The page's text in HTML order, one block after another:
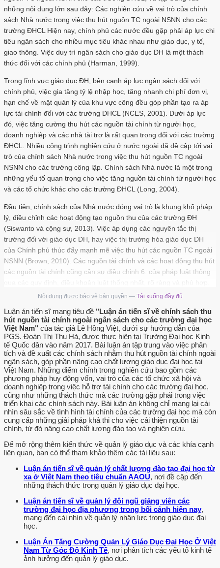
những nội dung lớn sau đây: Các nghiên cứu về vai trò của chính
sách Nhà nước trong việc thu hút nguồn TC ngoài NSNN cho các
trường ĐHCL Hiện nay, chính phủ các nước đều gặp phải áp lực chi
tiêu ngân sách cho nhiều mục tiêu khác nhau như giáo dục, y tế,
giao thông. Việc duy trì ngân sách cho giáo dục ĐH là một thách
thức đối với các chính phủ (Harman, 1999).
Trong lĩnh vực giáo dục ĐH, bên cạnh áp lực ngân sách đối với
chính phủ, việc gia tăng tỷ lệ nhập học, tăng nhanh chi phí đơn vị,
hạn chế về mặt quản lý của khu vực công đều góp phần tạo ra áp
lực tài chính đối với các trường ĐHCL (NCES, 2001). Dưới áp lực
đó, việc tăng cường thu hút các nguồn tài chính từ người học,
doanh nghiệp và các nhà tài trợ là rất quan trọng đối với các trường
ĐHCL. Nhiều công trình nghiên cứu ở nước ngoài đã đề cập tới vai
trò của chính sách Nhà nước trong việc thu hút nguồn TC ngoài
NSNN cho các trường công lập. Chính sách Nhà nước là một trong
những yếu tố quan trọng cho việc tăng nguồn tài chính từ người học
và các tổ chức khác cho các trường ĐHCL (Long, 2004).
Đầu tiên, chính sách của Nhà nước đóng vai trò là khung khổ pháp
lý, điều chỉnh các hoạt động tạo nguồn thu của các trường ĐH
(Siswanto và cộng sự, 2013). Việc áp dụng các nguyên tắc thị
trường đối với giáo dục ĐH, hay việc thị trường hóa giáo dục ĐH
của Chính phủ thúc đẩy mạnh mẽ việc thu hút các nguồn TC ngoài
NSNN (Brown, 2010). Các nguồn tài chính và các hoạt động thu hút
các nguồn tài chính cũng cần sự điều chỉnh 6. của pháp luật thông
Các chính sách Nhà nước cũng tác động đến việc tăng nguồn thu
ngoài NSNN của các trường ĐHCL thông qua các cơ chế hỗ trợ,
khuyến khích, tạo điều kiện. Năng lực của các trường ĐH để tạo
thêm nguồn thu liên quan mật thiết đến sự hỗ trợ và tạo điều kiện từ
khuôn khổ pháp lý mà các trường ĐH tuân theo. Các chính sách
công nhận trường ĐHCL có quyền thực hiện các hoạt động khác
ngoài chức năng chính là đào tạo và nghiên cứu tạo điều kiện cơ
bản để trường ĐHCL có thể chủ động thực hiện các hoạt động đa
dạng hóa nguồn tài chính (Etkowiz, 1999 và Paul, 2012). Với một
khung luật pháp rõ ràng, thống nhất, và những chính sách Nhà
nước nhằm ưu đãi, khuyến khích các hoạt động trao đổi, tạo nguồn
thu đối với nhà trường và các đối tượng như người học, doanh
nghiệp, các trường ĐHCL sẽ có điều kiện thuận lợi hơn khi thực
hiện các hoạt động tăng cường nguồn TC ngoài NSNN.
Các nghiên cứu về chính sách Nhà nước về thu hút nguồn TC ngoài
NSNN cho các trường ĐHCL Chính phủ các nước đã thực hiện
nhiều chính sách để các trường ĐH thu hút nguồn TC ngoài NSNN.
Các chính sách này thường bao gồm các nhóm chính sách như
chính sách tăng cường tính tự chủ, độc lập cho các trường ĐHCL,
cho các trường được quyền lựa chọn, quyết định nhiều nội dung
quan trọng; chính sách nâng cao tính minh bạch và khuyến khích
trong xã hội. Những chính sách này đã trở nên phổ biến trong 2
thập kỉ gần đây (OECD, 2003 và Eurydice, 2008). Để tăng cường
Nội dung được bảo vệ bản quyền — Tải xuống đầy đủ
Luận án tiến sĩ mang tiêu đề "Luận án tiến sĩ về chính sách thu
hút nguồn tài chính ngoài ngân sách cho các trường đại học
Việt Nam" của tác giả Lê Hồng Việt, dưới sự hướng dẫn của
PGS. Đoàn Thị Thu Hà, được thực hiện tại Trường Đại học Kinh
tế Quốc dân vào năm 2017. Bài luận án tập trung vào việc phân
tích và đề xuất các chính sách nhằm thu hút nguồn tài chính ngoài
ngân sách, góp phần nâng cao chất lượng giáo dục đại học tại
Việt Nam. Những điểm chính trong nghiên cứu bao gồm các
phương pháp huy động vốn, vai trò của các tổ chức xã hội và
doanh nghiệp trong việc hỗ trợ tài chính cho các trường đại học,
cũng như những thách thức mà các trường gặp phải trong việc
triển khai các chính sách này. Bài luận án không chỉ mang lại cái
nhìn sâu sắc về tình hình tài chính của các trường đại học mà còn
cung cấp những giải pháp khả thi cho việc cải thiện nguồn tài
chính, từ đó nâng cao chất lượng đào tạo và nghiên cứu.
Để mở rộng thêm kiến thức về quản lý giáo dục và các khía cạnh
liên quan, bạn có thể tham khảo thêm các tài liệu sau:
Luận án tiến sĩ về quản lý chất lượng đào tạo đại học từ
xa ở Việt Nam theo tiêu chuẩn AAOU, nơi đề cập đến
những thách thức trong quản lý giáo dục đại học.
Luận án tiến sĩ về quản lý đội ngũ giảng viên các
trường đại học địa phương trong bối cảnh hiện nay,
mang đến cái nhìn về quản lý nhân lực trong giáo dục đại
học.
Luận Án Tăng Cường Quản Lý Giáo Dục Đại Học Ở Việt
Nam Từ Góc Độ Kinh Tế, nơi phân tích các yếu tố kinh tế
ảnh hưởng đến quản lý giáo dục.